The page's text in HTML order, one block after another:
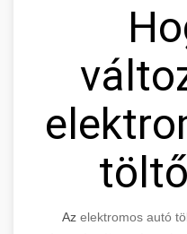
Az elektromos autó